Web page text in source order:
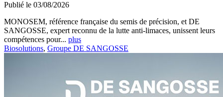
Publié le 03/08/2026
MONOSEM, référence française du semis de précision, et DE
SANGOSSE, expert reconnu de la lutte anti-limaces, unissent leurs
compétences pour... plus
Biosolutions, Groupe DE SANGOSSE